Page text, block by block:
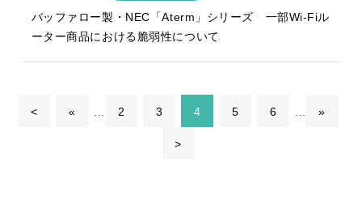
バッファロー製・NEC「Aterm」シリーズ 一部Wi-Fiル
ーター商品における脆弱性について
< « 2 3 4 5 6 »
>